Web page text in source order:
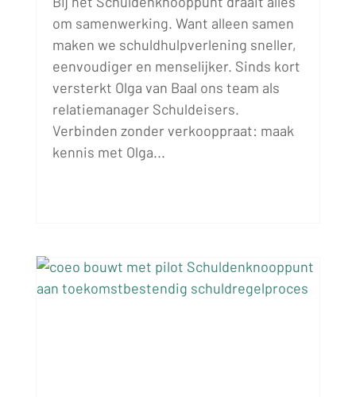
om samenwerking. Want alleen samen
maken we schuldhulpverlening sneller,
eenvoudiger en menselijker. Sinds kort
versterkt Olga van Baal ons team als
relatiemanager Schuldeisers.
Verbinden zonder verkooppraat: maak
kennis met Olga...